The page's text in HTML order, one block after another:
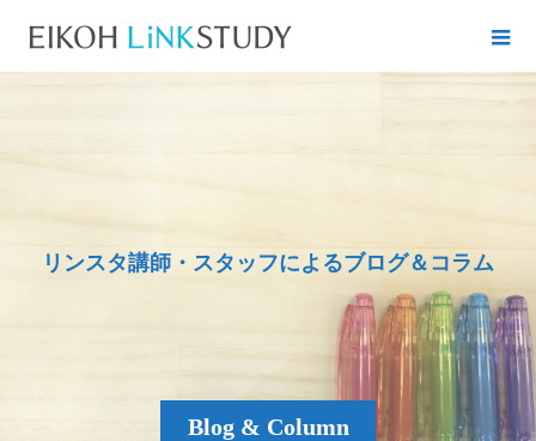
Blog & Column
リ ンスタ講師 ・ スタ ッ フによ るブログ＆ コ ラム